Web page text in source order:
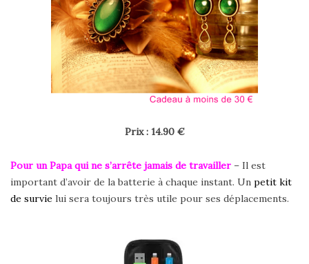
Prix : 14.90 €
Pour un Papaqui ne s’arrête jamais de travailler – Il est
important d’avoir de la batterie à chaque instant. Un petit kit
de survie lui sera toujours très utile pour ses déplacements.